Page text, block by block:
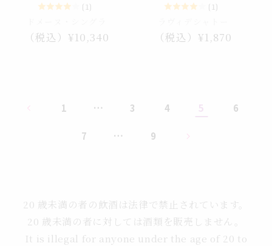
(1)
通（税込）¥10,340
(1)
通（税込）¥1,870
1 … 3 4 5 6
7 … 9
20 歳未満の者の飲酒は法律で禁止されています。
20 歳未満の者に対しては酒類を販売しません。
It is illegal for anyone under the age of 20 to